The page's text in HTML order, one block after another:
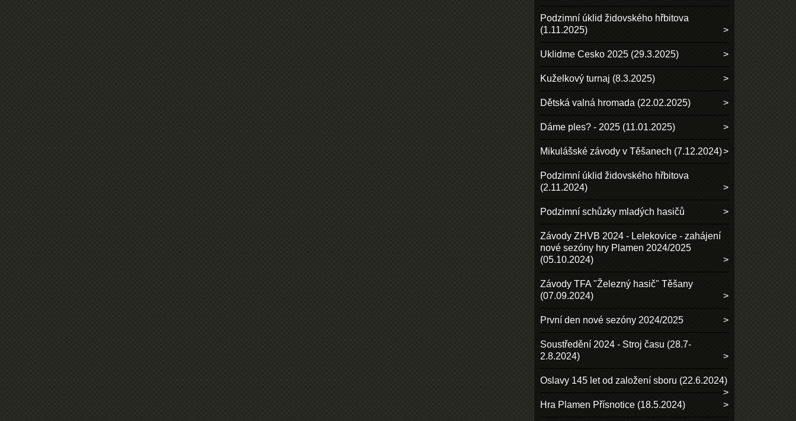
Podzimní úklid židovského hřbitova
(1.11.2025)
Uklidme Cesko 2025 (29.3.2025)
Kuželkový turnaj (8.3.2025)
Dětská valná hromada (22.02.2025)
Dáme ples? - 2025 (11.01.2025)
Mikulášské závody v Těšanech (7.12.2024)
Podzimní úklid židovského hřbitova
(2.11.2024)
Podzimní schůzky mladých hasičů
Závody ZHVB 2024 - Lelekovice - zahájení
nové sezóny hry Plamen 2024/2025
(05.10.2024)
Závody TFA "Železný hasič" Těšany
(07.09.2024)
První den nové sezóny 2024/2025
Soustředění 2024 - Stroj času (28.7-
2.8.2024)
Oslavy 145 let od založení sboru (22.6.2024)
Hra Plamen Přísnotice (18.5.2024)